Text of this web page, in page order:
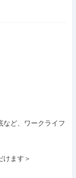
ど、ワークライフ
けます＞